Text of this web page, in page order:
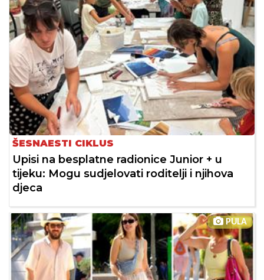
ŠESNAESTI CIKLUS
Upisi na besplatne radionice Junior + u
tijeku: Mogu sudjelovati roditelji i njihova
djeca
PULA